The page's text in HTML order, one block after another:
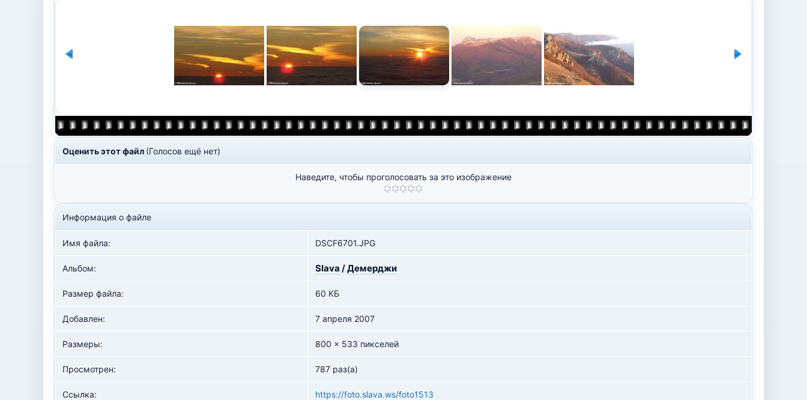
Оценить этот файл (Голосов ещё нет)
Наведите, чтобы проголосовать за это изображение
Информация о файле
Имя файла: DSCF6701.JPG
Альбом: Slava /Демерджи
Размер файла: 60 КБ
Добавлен: 7 апреля 2007
Размеры: 800 x 533 пикселей
Просмотрен: 787 раз(а)
Ссылка: https://foto.slava.ws/foto1513